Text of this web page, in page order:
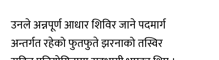
उनले अन्नपूर्ण आधार शिविर जाने पदमार्ग
अन्तर्गत रहेको फुतफुते झरनाको तस्विर